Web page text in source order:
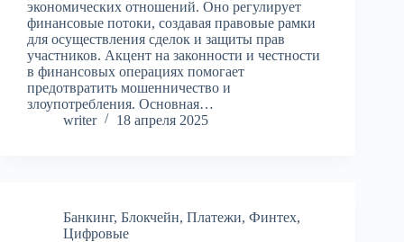
экономических отношений. Оно регулирует
финансовые потоки, создавая правовые рамки
для осуществления сделок и защиты прав
участников. Акцент на законности и честности
в финансовых операциях помогает
предотвратить мошенничество и
злоупотребления. Основная…
writer
18 апреля 2025
Банкинг, Блокчейн, Платежи, Финтех,
Цифровые